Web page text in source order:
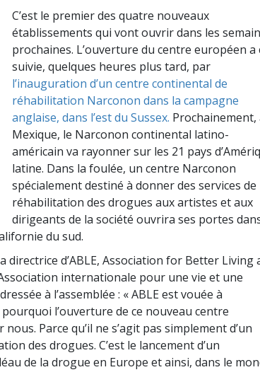
C’est le premier des quatre nouveaux
établissements qui vont ouvrir dans les
prochaines. L’ouverture du centre européen a
suivie, quelques heures plus tard, par
l’inauguration d’un centre continental de
réhabilitation Narconon dans la campagne
anglaise, dans l’est du Sussex. Prochainement,
Mexique, le Narconon continental latino-
américain va rayonner sur les 21 pays
latine. Dans la foulée, un centre Narconon
spécialement destiné à donner des services de
réhabilitation des drogues aux artistes et aux
dirigeants de la société ouvrira ses portes
du sud.
directrice d’ABLE, Association for Better Living
internationale pour une vie et une
à l’assemblée : « ABLE est vouée à
pourquoi l’ouverture de ce nouveau centre
Parce qu’il ne s’agit pas simplement d’un
des drogues. C’est le lancement d’un
de la drogue en Europe et ainsi, dans le